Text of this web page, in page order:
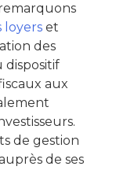
loyers et
des
dispositif
aux
de gestion
de ses